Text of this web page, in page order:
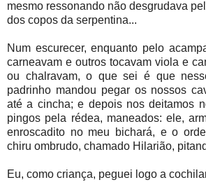
mesmo ressonando não desgrudava
dos copos da serpentina...
Num escurecer, enquanto pelo
carneavam e outros tocavam viola e
ou chalravam, o que sei é que
padrinho mandou pegar os nossos
até a cincha; e depois nos deitamos
pingos pela rédea, maneados: ele,
enroscadito no meu bichará, e o
chiru ombrudo, chamado Hilarião,
Eu, como criança, peguei logo a